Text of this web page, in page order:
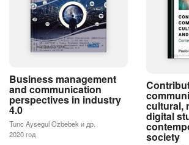
Business management
and communication
perspectives in industry
4.0
Tunc Aysegul Ozbebek и др.
2020 год
cultural,
digital
society